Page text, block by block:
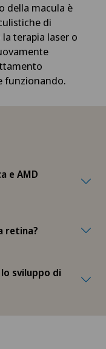
della macula è
di
terapia laser o
funzionando.
e AMD
retina?
sviluppo di